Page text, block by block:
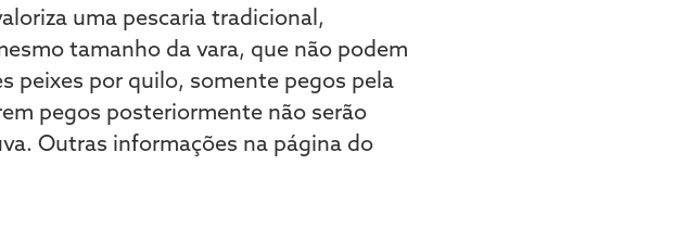
uma pescaria tradicional,
tamanho da vara, que não podem
peixes por quilo, somente pegos pela
pegos posteriormente não serão
Outras informações na página do